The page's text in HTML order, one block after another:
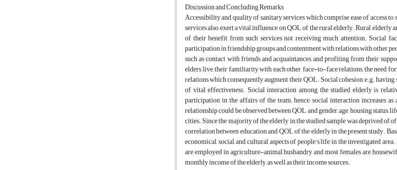
Discussion and Concluding Remarks
Accessibility and quality of sanitary services which comprise ease of access
services also exert a vital influence on QOL of the rural elderly. Rural elderly
of their benefit from such services not receiving much attention. Social
participation in friendship groups and contentment with relations with other
such as contact with friends and acquaintances and profiting from their
elders live, their familiarity with each other, face-to-face relations, the need
relations which consequently augment their QOL. Social cohesion, e.g.
of vital effectiveness. Social interaction among the studied elderly is
participation in the affairs of the team; hence, social interaction increases
relationship could be observed between QOL and gender, age, housing
cities. Since the majority of the elderly in the studied sample was deprived of
correlation between education and QOL of the elderly in the present study.
economical, social, and cultural aspects of people’s life in the investigated
are employed in agriculture-animal husbandry and most females are
monthly income of the elderly, as well as their income sources.